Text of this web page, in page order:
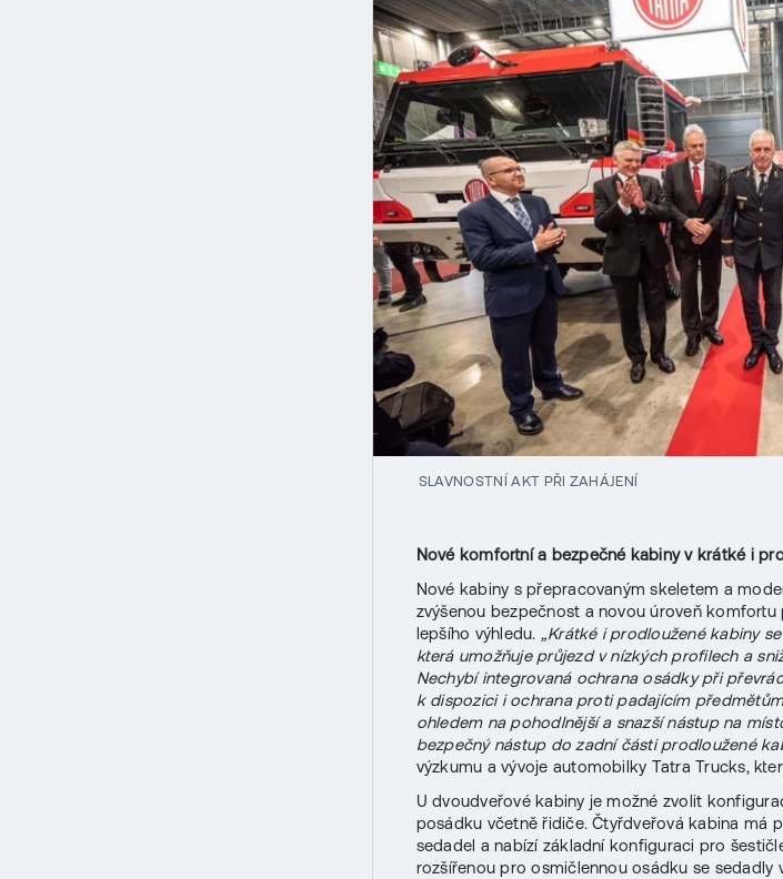
SLAVNOSTNÍ AKT PŘI ZAHÁJENÍ
Nové komfortní a bezpečné kabiny v krátké i
Nové kabiny s přepracovaným skeletem a
zvýšenou bezpečnost a novou úroveň
lepšího výhledu. „Krátké i prodloužené kabiny
která umožňuje průjezd v nízkých profilech a
Nechybí integrovaná ochrana osádky při
k dispozici i ochrana proti padajícím
ohledem na pohodlnější a snazší nástup na
bezpečný nástup do zadní části prodloužené
výzkumu a vývoje automobilky Tatra Trucks,
U dvoudveřové kabiny je možné zvolit
posádku včetně řidiče. Čtyřdveřová kabina má
sedadel a nabízí základní konfiguraci pro
rozšířenou pro osmičlennou osádku se sedadly